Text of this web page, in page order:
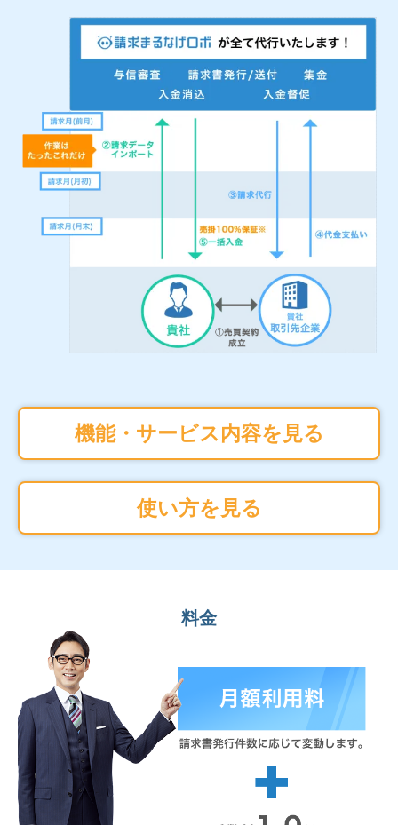
機能・サービス内容を見る
使い方を見る
料金